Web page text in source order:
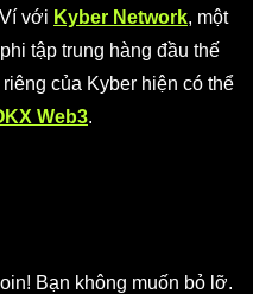
với Kyber Network, một
tập trung hàng đầu thế
của Kyber hiện có thể
Web3.
Bạn không muốn bỏ lỡ.